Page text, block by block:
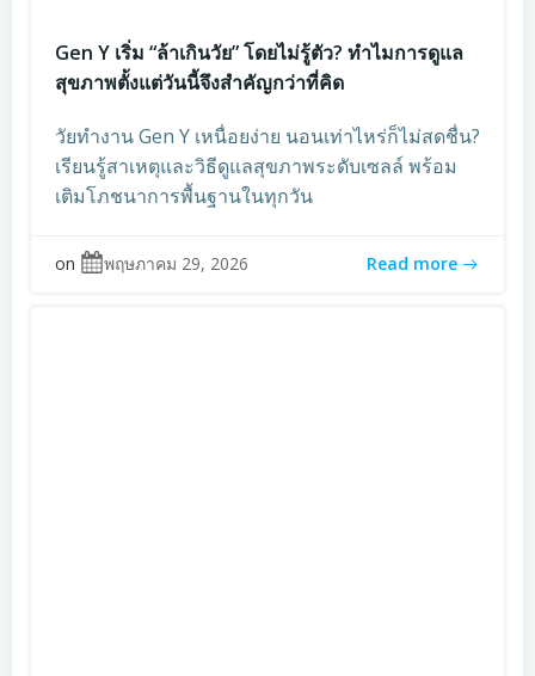
Gen Y เริ่ม “ล้าเกินวัย” โดยไม่รู้ตัว? ทำไมการดูแล
สุขภาพตั้งแต่วันนี้จึงสำคัญกว่าที่คิด
วัยทำงาน Gen Y เหนื่อยง่าย นอนเท่าไหร่ก็ไม่สดชื่น?
เรียนรู้สาเหตุและวิธีดูแลสุขภาพระดับเซลล์ พร้อม
เติมโภชนาการพื้นฐานในทุกวัน
on พฤษภาคม 29, 2026 Read more